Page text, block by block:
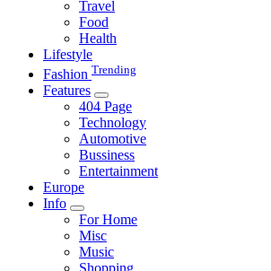
Travel
Food
Health
Lifestyle
Fashion Trending
Features
404 Page
Technology
Automotive
Bussiness
Entertainment
Europe
Info
For Home
Misc
Music